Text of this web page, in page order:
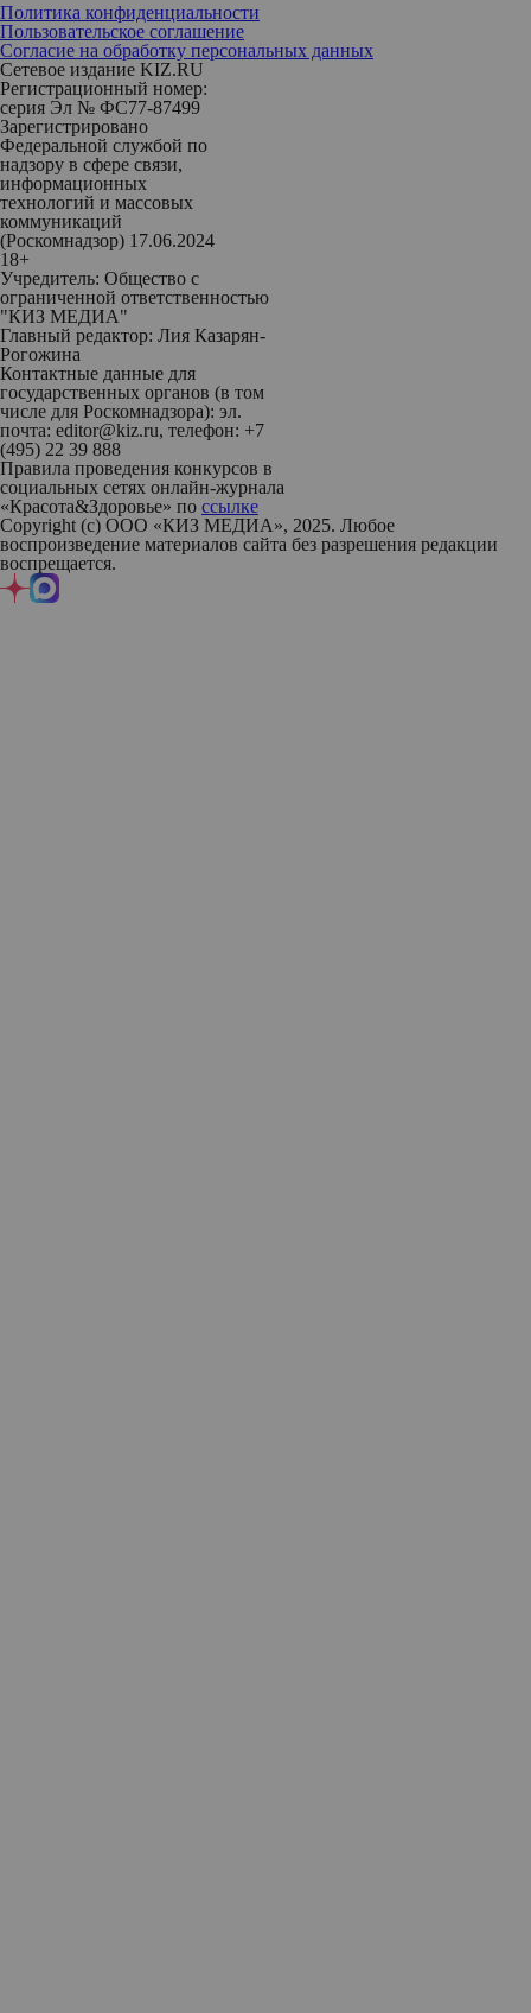
Политика конфиденциальности
Пользовательское соглашение
Согласие на обработку персональных данных
Сетевое издание KIZ.RU
Регистрационный номер:
серия Эл № ФС77-87499
Зарегистрировано
Федеральной службой по
надзору в сфере связи,
информационных
технологий и массовых
коммуникаций
(Роскомнадзор) 17.06.2024
18+
Учредитель: Общество с
ограниченной ответственностью
"КИЗ МЕДИА"
Главный редактор: Лия Казарян-
Рогожина
Контактные данные для
государственных органов (в том
числе для Роскомнадзора): эл.
почта: editor@kiz.ru, телефон: +7
(495) 22 39 888
Правила проведения конкурсов в
социальных сетях онлайн-журнала
«Красота&Здоровье» по ссылке
Copyright (с) ООО «КИЗ МЕДИА», 2025. Любое
воспроизведение материалов сайта без разрешения редакции
воспрещается.